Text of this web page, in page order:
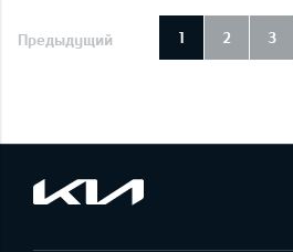
Предыдущий 1 2 3